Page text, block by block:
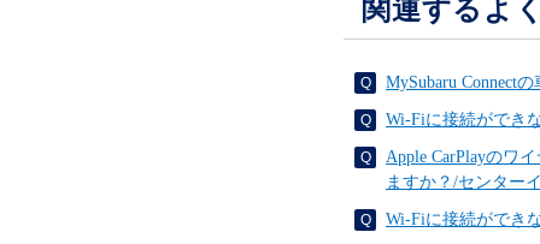
関連するよ
MySubaru Connect
Wi-Fiに接続ができ
Apple CarPlayのワ
ますか？/センター
Wi-Fiに接続ができ